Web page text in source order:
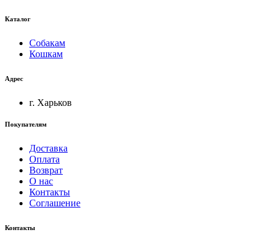
Каталог
Собакам
Кошкам
Адрес
г. Харьков
Покупателям
Доставка
Оплата
Возврат
О нас
Контакты
Соглашение
Контакты